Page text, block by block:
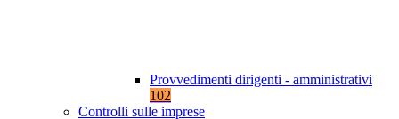
Provvedimenti dirigenti - amministrativi
102
Controlli sulle imprese